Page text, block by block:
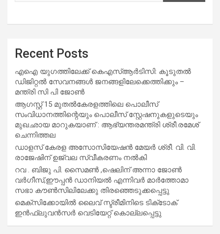
Recent Posts
എഐ യുഗത്തിലേക്ക് കെഎസ്ആർടിസി: കൂടുതൽ
ഡിജിറ്റൽ സേവനങ്ങൾ ജനങ്ങളിലേക്കെത്തിക്കും –
മന്ത്രി സി പി ജോൺ
ആഗസ്റ്റ് 15 മുതല്‍കേരളത്തിലെ പൊലീസ്
സംവിധാനത്തിന്റെയും പൊലീസ് സ്റ്റേഷനുകളുടെയും
മുഖഛായ മാറുകയാണ് : ആഭ്യന്തരമന്ത്രി ശ്രീ.രമേശ്
ചെന്നിത്തല
ഡാളസ് കേരള അസോസിയേഷൻ മേയർ ശ്രീ. വി. വി.
രാജേഷിന് ഉജ്വല സ്വീകരണം നൽകി
റവ . ബിജു പി. സൈമൺ ,ഷെലിന് അന്നാ ജോൺ
വർഗീസ്,ഈപ്പൻ ഡാനിയൽ എന്നിവർ മാർത്തോമാ
സഭാ കൗൺസിലിലേക്കു തിരഞ്ഞെടുക്കപ്പെട്ടു
മെക്സിക്കോയിൽ ലൈവ് സ്ട്രീമിനിടെ ടിക്‌ടോക്
ഇൻഫ്ലുവൻസർ വെടിയേറ്റ് കൊല്ലപ്പെട്ടു